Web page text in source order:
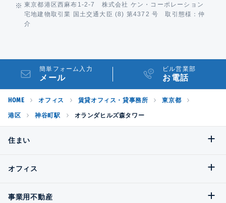
東京都港区西麻布1-2-7 株式会社 ケン・コーポレーション
宅地建物取引業 国土交通大臣 (8) 第4372 号 取引態様：仲
介
簡単フォーム入力
メール
ビル営業部
お電話
HOME オフィス 賃貸オフィス・貸事務所 東京都
港区 神谷町駅 オランダヒルズ森タワー
住まい
オフィス
事業用不動産